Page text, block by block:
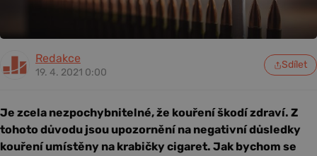
Redakce
19. 4. 2021 0:00
Sdílet
Je zcela nezpochybnitelné, že kouření škodí zdraví. Z
tohoto důvodu jsou upozornění na negativní důsledky
kouření umístěny na krabičky cigaret. Jak bychom se